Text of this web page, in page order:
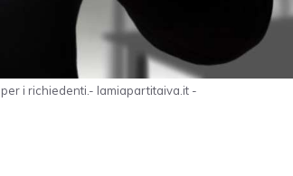
i richiedenti.- lamiapartitaiva.it -